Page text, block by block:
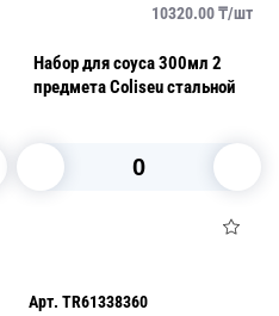
10320.00₸/шт
Набор для соуса 300мл 2
предмета Coliseu стальной
Арт. TR61338360